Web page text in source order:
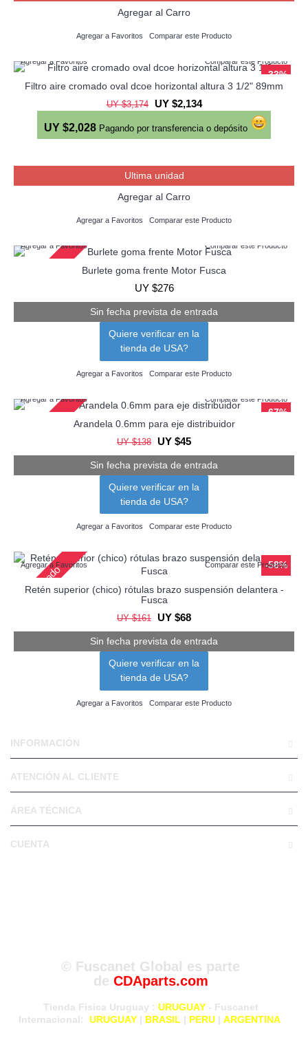
Agregar al Carro
Agregar a Favoritos Comparar este Producto
-33%
Agregar a Favoritos Comparar este Producto
Filtro aire cromado oval dcoe horizontal altura 3 1/2" 89mm
UY $3,174 UY $2,134
UY $2,028 Pagando por transferencia o depósito
Ultima unidad
Agregar al Carro
Agregar a Favoritos Comparar este Producto
Agregar a Favoritos Comparar este Producto
Burlete goma frente Motor Fusca
UY $276
Sin fecha prevista de entrada
Quiere verificar en la
tienda de USA?
Agregar a Favoritos Comparar este Producto
-67%
Agregar a Favoritos Comparar este Producto
Arandela 0.6mm para eje distribuidor
UY $138 UY $45
Sin fecha prevista de entrada
Quiere verificar en la
tienda de USA?
Agregar a Favoritos Comparar este Producto
-58%
Agotado
Agregar a Favoritos Comparar este Producto
Retén superior (chico) rótulas brazo suspensión delantera -
Fusca
UY $161 UY $68
Sin fecha prevista de entrada
Quiere verificar en la
tienda de USA?
Agregar a Favoritos Comparar este Producto
INFORMACIÓN
ATENCIÓN AL CLIENTE
ÁREA TÉCNICA
CUENTA
© Fuscanet Global es parte
de CDAparts.com
Tienda Fisica Uruguay : URUGUAY- Fuscanet
Internacional: URUGUAY| BRASIL | PERU| ARGENTINA